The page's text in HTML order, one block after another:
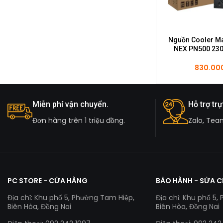
Nguồn Cooler
NEX PN500
Miễn phí vận chuyển.
Đơn hàng trên 1 triệu đồng.
Hỗ trợ
Zalo,
PC STORE - CỬA HÀNG
Địa chỉ: Khu phố 5, Phường Tam Hiệp,
Biên Hòa, Đồng Nai
BẢO HÀNH - SỬA
Địa chỉ: Khu phố 5,
Biên Hòa, Đồng Nai